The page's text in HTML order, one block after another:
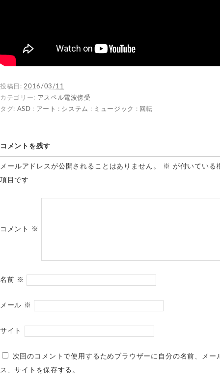
投稿日: 2016/03/11
カテゴリー: アスペル電波傍受
タグ: ASD : アート : システム : ミュージック : 回転
コメントを残す
メールアドレスが公開されることはありません。 ※ が付いている
項目です
コメント ※
名前 ※
メール ※
サイト
次回のコメントで使用するためブラウザーに自分の名前、メー
ス、サイトを保存する。